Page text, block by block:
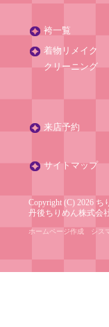
袴一覧
着物リメイク
クリーニング
来店予約
サイトマップ
Copyright (C) 2026
丹後ちりめん株式会
ホームページ作成 シス